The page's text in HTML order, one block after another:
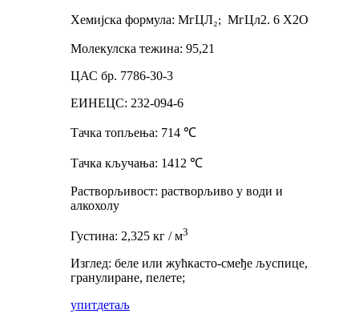
Хемијска формула: МгЦЛ₂; МгЦл2. 6 Х2О
Молекулска тежина: 95,21
ЦАС бр. 7786-30-3
ЕИНЕЦС: 232-094-6
Тачка топљења: 714 ℃
Тачка кључања: 1412 ℃
Растворљивост: растворљиво у води и
алкохолу
Густина: 2,325 кг / м3
Изглед: беле или жућкасто-смеђе љуспице,
гранулиране, пелете;
упитдетаљ